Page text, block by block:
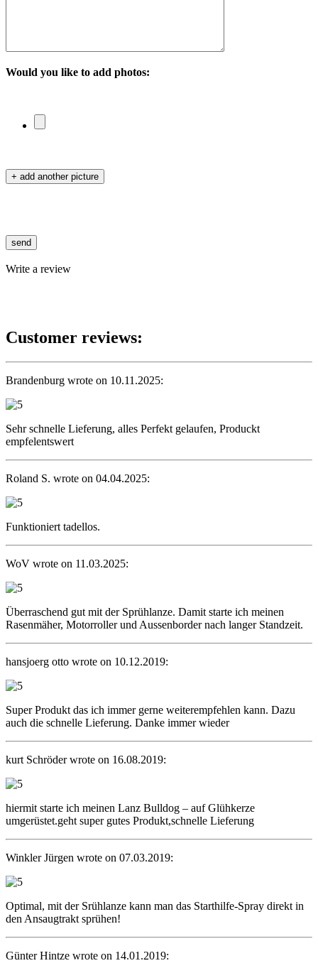
Would you like to add photos:
+ add another picture
send
Write a review
Customer reviews:
Brandenburg wrote on 10.11.2025:
Sehr schnelle Lieferung, alles Perfekt gelaufen, Produckt
empfelentswert
Roland S. wrote on 04.04.2025:
Funktioniert tadellos.
WoV wrote on 11.03.2025:
Überraschend gut mit der Sprühlanze. Damit starte ich meinen
Rasenmäher, Motorroller und Aussenborder nach langer Standzeit.
hansjoerg otto wrote on 10.12.2019:
Super Produkt das ich immer gerne weiterempfehlen kann. Dazu
auch die schnelle Lieferung. Danke immer wieder
kurt Schröder wrote on 16.08.2019:
hiermit starte ich meinen Lanz Bulldog – auf Glühkerze
umgerüstet.geht super gutes Produkt,schnelle Lieferung
Winkler Jürgen wrote on 07.03.2019:
Optimal, mit der Srühlanze kann man das Starthilfe-Spray direkt in
den Ansaugtrakt sprühen!
Günter Hintze wrote on 14.01.2019: